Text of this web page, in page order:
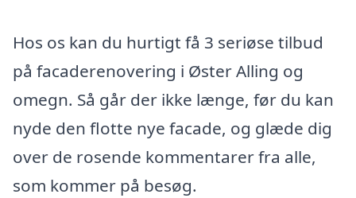
Hos os kan du hurtigt få 3 seriøse tilbud
på facaderenovering i Øster Alling og
omegn. Så går der ikke længe, før du kan
nyde den flotte nye facade, og glæde dig
over de rosende kommentarer fra alle,
som kommer på besøg.